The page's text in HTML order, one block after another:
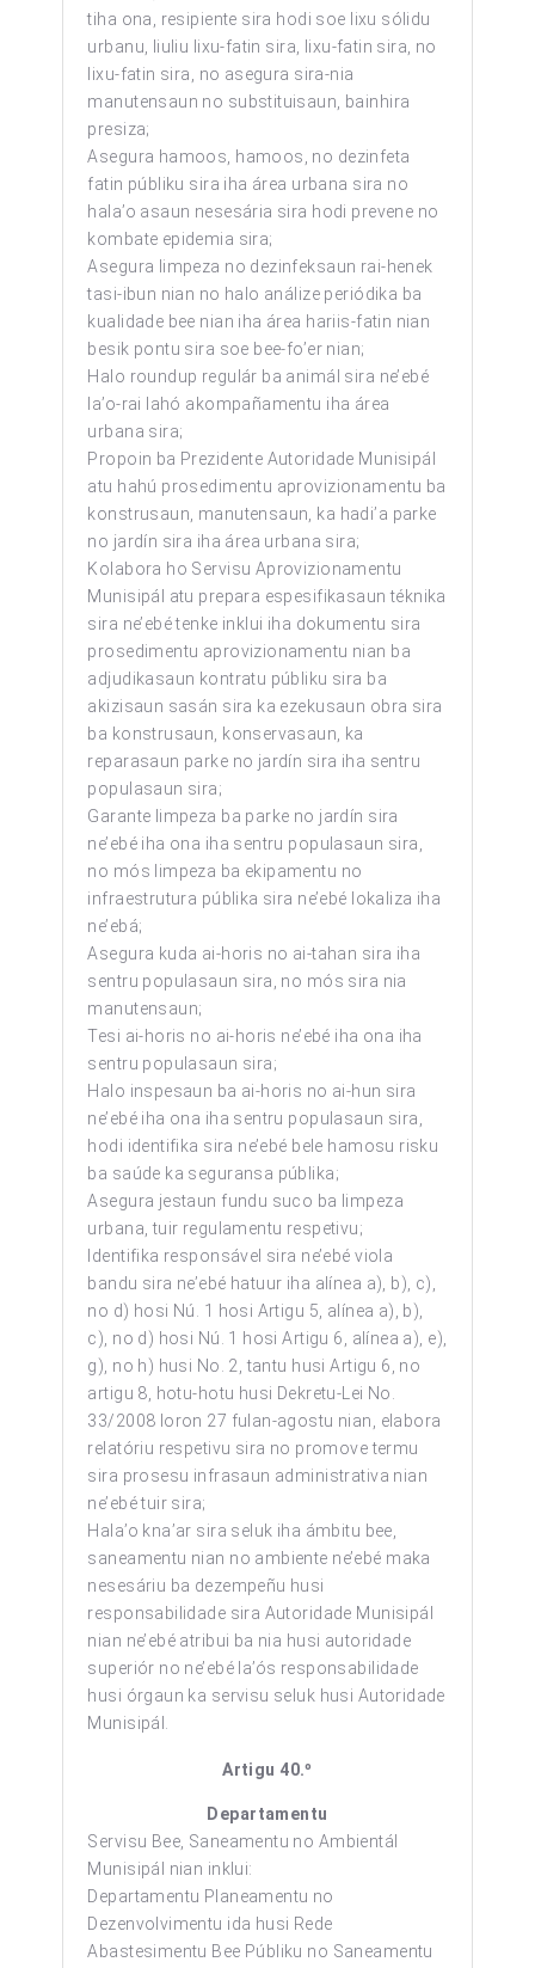
tiha ona, resipiente sira hodi soe lixu sólidu
urbanu, liuliu lixu-fatin sira, lixu-fatin sira, no
lixu-fatin sira, no asegura sira-nia
manutensaun no substituisaun, bainhira
presiza;
Asegura hamoos, hamoos, no dezinfeta
fatin públiku sira iha área urbana sira no
hala’o asaun nesesária sira hodi prevene no
kombate epidemia sira;
Asegura limpeza no dezinfeksaun rai-henek
tasi-ibun nian no halo análize periódika ba
kualidade bee nian iha área hariis-fatin nian
besik pontu sira soe bee-fo’er nian;
Halo roundup regulár ba animál sira ne’ebé
la’o-rai lahó akompañamentu iha área
urbana sira;
Propoin ba Prezidente Autoridade Munisipál
atu hahú prosedimentu aprovizionamentu ba
konstrusaun, manutensaun, ka hadi’a parke
no jardín sira iha área urbana sira;
Kolabora ho Servisu Aprovizionamentu
Munisipál atu prepara espesifikasaun téknika
sira ne’ebé tenke inklui iha dokumentu sira
prosedimentu aprovizionamentu nian ba
adjudikasaun kontratu públiku sira ba
akizisaun sasán sira ka ezekusaun obra sira
ba konstrusaun, konservasaun, ka
reparasaun parke no jardín sira iha sentru
populasaun sira;
Garante limpeza ba parke no jardín sira
ne’ebé iha ona iha sentru populasaun sira,
no mós limpeza ba ekipamentu no
infraestrutura públika sira ne’ebé lokaliza iha
ne’ebá;
Asegura kuda ai-horis no ai-tahan sira iha
sentru populasaun sira, no mós sira nia
manutensaun;
Tesi ai-horis no ai-horis ne’ebé iha ona iha
sentru populasaun sira;
Halo inspesaun ba ai-horis no ai-hun sira
ne’ebé iha ona iha sentru populasaun sira,
hodi identifika sira ne’ebé bele hamosu risku
ba saúde ka seguransa públika;
Asegura jestaun fundu suco ba limpeza
urbana, tuir regulamentu respetivu;
Identifika responsável sira ne’ebé viola
bandu sira ne’ebé hatuur iha alínea a), b), c),
no d) hosi Nú. 1 hosi Artigu 5, alínea a), b),
c), no d) hosi Nú. 1 hosi Artigu 6, alínea a), e),
g), no h) husi No. 2, tantu husi Artigu 6, no
artigu 8, hotu-hotu husi Dekretu-Lei No.
33/2008 loron 27 fulan-agostu nian, elabora
relatóriu respetivu sira no promove termu
sira prosesu infrasaun administrativa nian
ne’ebé tuir sira;
Hala’o kna’ar sira seluk iha ámbitu bee,
saneamentu nian no ambiente ne’ebé maka
nesesáriu ba dezempeñu husi
responsabilidade sira Autoridade Munisipál
nian ne’ebé atribui ba nia husi autoridade
superiór no ne’ebé la’ós responsabilidade
husi órgaun ka servisu seluk husi Autoridade
Munisipál.
Artigu 40.º
Departamentu
Servisu Bee, Saneamentu no Ambientál
Munisipál nian inklui:
Departamentu Planeamentu no
Dezenvolvimentu ida husi Rede
Abastesimentu Bee Públiku no Saneamentu